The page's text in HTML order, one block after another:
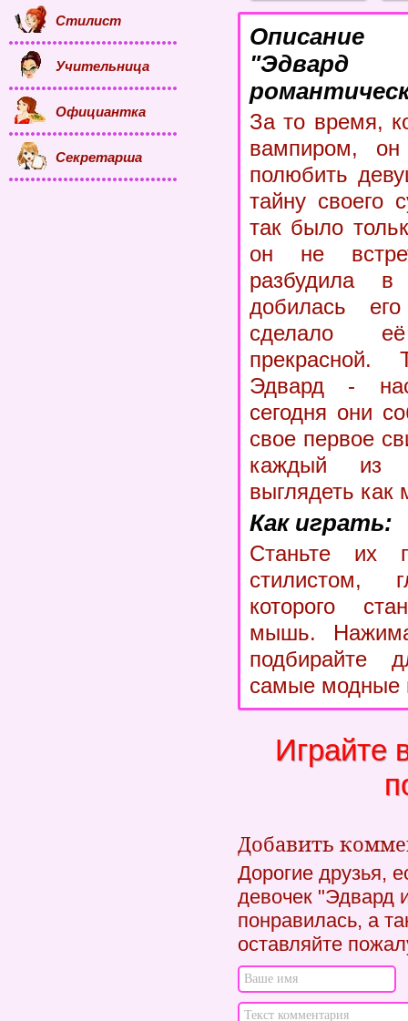
За то время,
вампиром,
полюбить
тайну своего
так было
он не
разбудила
добилась
сделало
Эдвард -
сегодня они
свое первое
каждый из
выглядеть как
Как играть:
Станьте их
стилистом,
которого
мышь.
подбирайте
самые модные
Играйте
Добавить
Дорогие друзья,
девочек "Эдвард
понравилась, а
оставляйте
Стилист
Учительница
Официантка
Секретарша